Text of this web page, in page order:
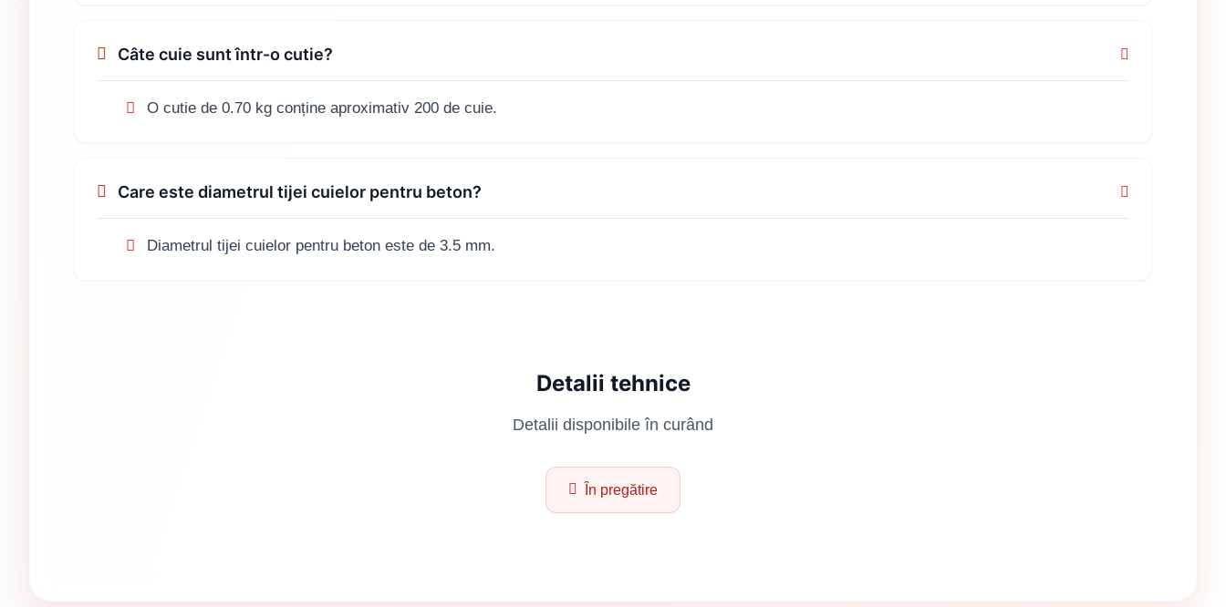
Câte cuie sunt într-o cutie?
O cutie de 0.70 kg conține aproximativ 200 de cuie.
Care este diametrul tijei cuielor pentru beton?
Diametrul tijei cuielor pentru beton este de 3.5 mm.
Detalii tehnice
Detalii disponibile în curând
În pregătire